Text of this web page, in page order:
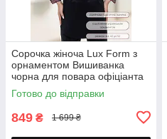
Сорочка жіноча Lux Form з
орнаментом Вишиванка
чорна для повара офіціанта
Готово до відправки
849 ₴ 1 699 ₴